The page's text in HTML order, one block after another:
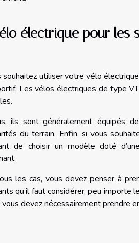
électrique pour les
souhaitez utiliser votre vélo
Les vélos électriques de type
ils sont généralement équipés
du terrain. Enfin, si vous
de choisir un modèle doté
les cas, vous devez penser à
qu’il faut considérer, peu importe
vous devez nécessairement prendre